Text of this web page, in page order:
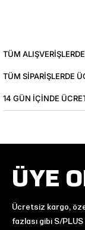
TÜM
TÜM SIPARIŞLERDE
14 GÜN IÇINDE
ÜYE
Ücretsiz kargo,
fazlası gibi S/